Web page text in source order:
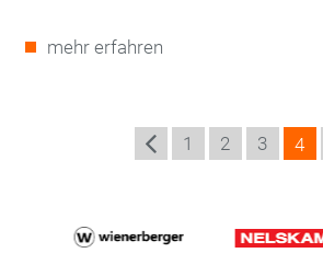
mehr erfahren
Seitennummerierung
Seite
1 Seite
2 Seite
3 4